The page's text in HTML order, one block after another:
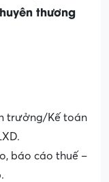
thương
trưởng/Kế toán
báo cáo thuế –